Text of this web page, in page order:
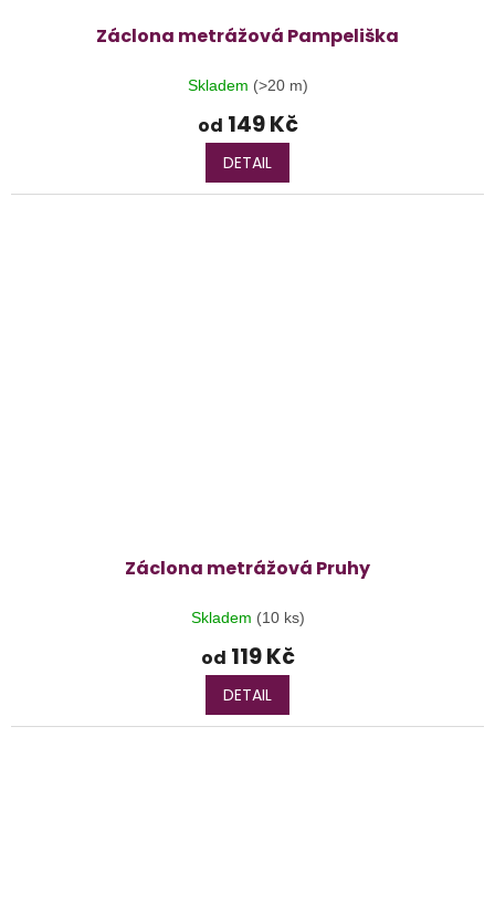
Záclona metrážová Pampeliška
Skladem (>20 m)
od 149 Kč
DETAIL
Záclona metrážová Pruhy
Skladem (10 ks)
od 119 Kč
DETAIL